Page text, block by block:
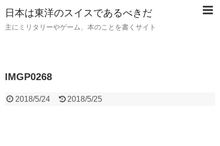
日本は東洋のスイスであるべきだ
主にミリタリーやゲーム、本のことを書くサイト
IMGP0268
2018/5/24 2018/5/25